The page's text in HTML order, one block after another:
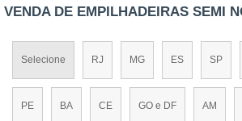
VENDA DE EMPILHADEIRAS SEMI
Selecione RJ MG ES SP
PE BA CE GO e DF AM